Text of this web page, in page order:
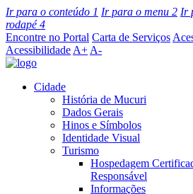
Ir para o conteúdo 1 Ir para o menu 2 Ir
rodapé4
Encontre no Portal Carta de Serviços
Acessibilidade A+ A-
Cidade
História de Mucuri
Dados Gerais
Hinos e Símbolos
Identidade Visual
Turismo
Hospedagem
Responsável
Informações